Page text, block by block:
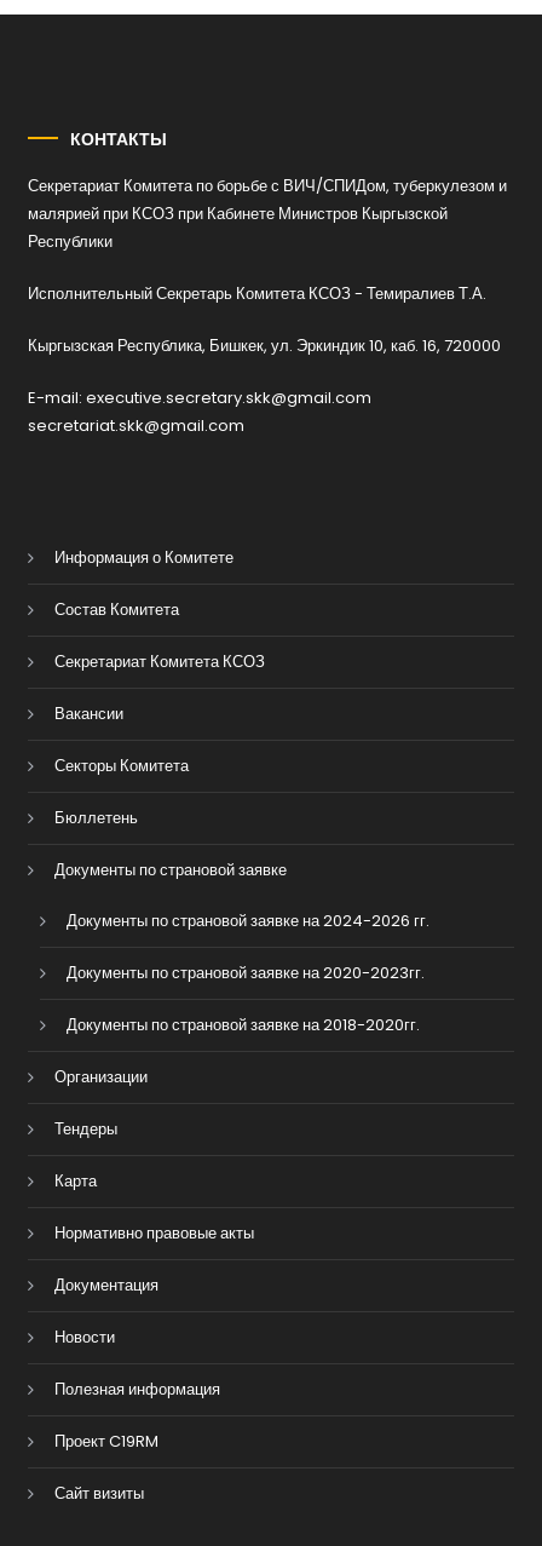
КОНТАКТЫ
Секретариат Комитета по борьбе с ВИЧ/СПИДом, туберкулезом и
малярией при КСОЗ при Кабинете Министров Кыргызской
Республики
Исполнительный Секретарь Комитета КСОЗ - Темиралиев Т.А.
Кыргызская Республика, Бишкек, ул. Эркиндик 10, каб. 16, 720000
E-mail: executive.secretary.skk@gmail.com
secretariat.skk@gmail.com
Информация о Комитете
Состав Комитета
Секретариат Комитета КСОЗ
Вакансии
Секторы Комитета
Бюллетень
Документы по страновой заявке
Документы по страновой заявке на 2024-2026 гг.
Документы по страновой заявке на 2020-2023гг.
Документы по страновой заявке на 2018-2020гг.
Организации
Тендеры
Карта
Нормативно правовые акты
Документация
Новости
Полезная информация
Проект C19RM
Сайт визиты